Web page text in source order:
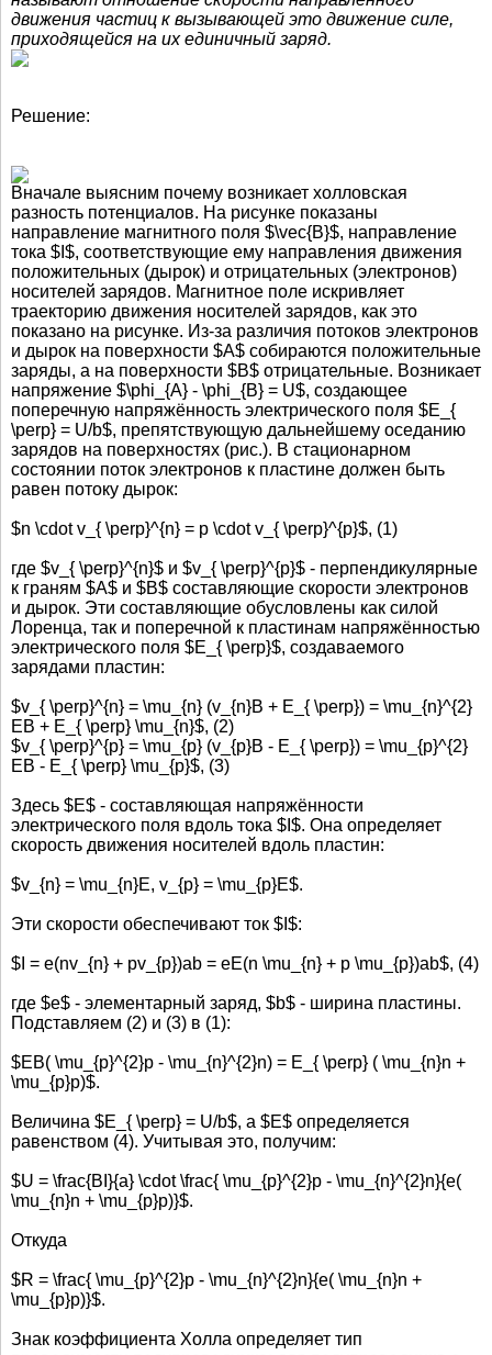
движения частиц к вызывающей это движение силе,
приходящейся на их единичный заряд.
Решение:
Вначале выясним почему возникает холловская
разность потенциалов. На рисунке показаны
направление магнитного поля $\vec{B}$, направление
тока $I$, соответствующие ему направления движения
положительных (дырок) и отрицательных (электронов)
носителей зарядов. Магнитное поле искривляет
траекторию движения носителей зарядов, как это
показано на рисунке. Из-за различия потоков электронов
и дырок на поверхности $A$ собираются положительные
заряды, а на поверхности $B$ отрицательные. Возникает
напряжение $\phi_{A} - \phi_{B} = U$, создающее
поперечную напряжённость электрического поля $E_{
\perp} = U/b$, препятствующую дальнейшему оседанию
зарядов на поверхностях (рис.). В стационарном
состоянии поток электронов к пластине должен быть
равен потоку дырок:
$n \cdot v_{ \perp}^{n} = p \cdot v_{ \perp}^{p}$, (1)
где $v_{ \perp}^{n}$ и $v_{ \perp}^{p}$ - перпендикулярные
к граням $A$ и $B$ составляющие скорости электронов
и дырок. Эти составляющие обусловлены как силой
Лоренца, так и поперечной к пластинам напряжённостью
электрического поля $E_{ \perp}$, создаваемого
зарядами пластин:
$v_{ \perp}^{n} = \mu_{n} (v_{n}B + E_{ \perp}) = \mu_{n}^{2}
EB + E_{ \perp} \mu_{n}$, (2)
$v_{ \perp}^{p} = \mu_{p} (v_{p}B - E_{ \perp}) = \mu_{p}^{2}
EB - E_{ \perp} \mu_{p}$, (3)
Здесь $E$ - составляющая напряжённости
электрического поля вдоль тока $I$. Она определяет
скорость движения носителей вдоль пластин:
$v_{n} = \mu_{n}E, v_{p} = \mu_{p}E$.
Эти скорости обеспечивают ток $I$:
$I = e(nv_{n} + pv_{p})ab = eE(n \mu_{n} + p \mu_{p})ab$, (4)
где $e$ - элементарный заряд, $b$ - ширина пластины.
Подставляем (2) и (3) в (1):
$EB( \mu_{p}^{2}p - \mu_{n}^{2}n) = E_{ \perp} ( \mu_{n}n +
\mu_{p}p)$.
Величина $E_{ \perp} = U/b$, а $E$ определяется
равенством (4). Учитывая это, получим:
$U = \frac{BI}{a} \cdot \frac{ \mu_{p}^{2}p - \mu_{n}^{2}n}{e(
\mu_{n}n + \mu_{p}p)}$.
Откуда
$R = \frac{ \mu_{p}^{2}p - \mu_{n}^{2}n}{e( \mu_{n}n +
\mu_{p}p)}$.
Знак коэффициента Холла определяет тип